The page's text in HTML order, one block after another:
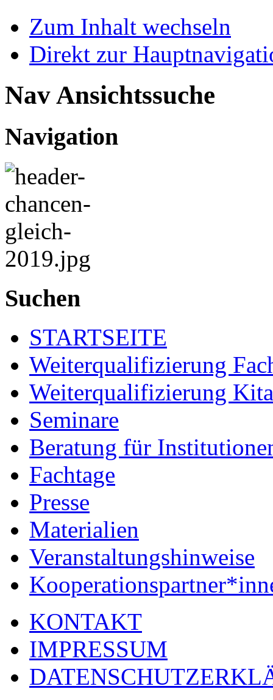
Zum Inhalt wechseln
Direkt zur
Nav Ansichtssuche
Navigation
Suchen
STARTSEITE
Weiterqualifizierung
Weiterqualifizierung
Seminare
Beratung für
Fachtage
Presse
Materialien
Veranstaltungshinweise
KONTAKT
IMPRESSUM